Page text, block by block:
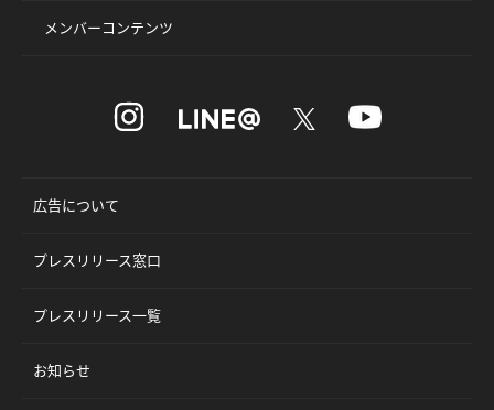
メンバーコンテンツ
広告について
プレスリリース窓口
プレスリリース一覧
お知らせ